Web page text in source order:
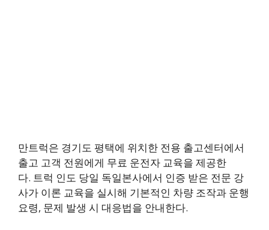
만트럭은 경기도 평택에 위치한 전용 출고센터에서
출고 고객 전원에게 무료 운전자 교육을 제공한
다. 트럭 인도 당일 독일본사에서 인증 받은 전문 강
사가 이론 교육을 실시해 기본적인 차량 조작과 운행
요령, 문제 발생 시 대응법을 안내한다.